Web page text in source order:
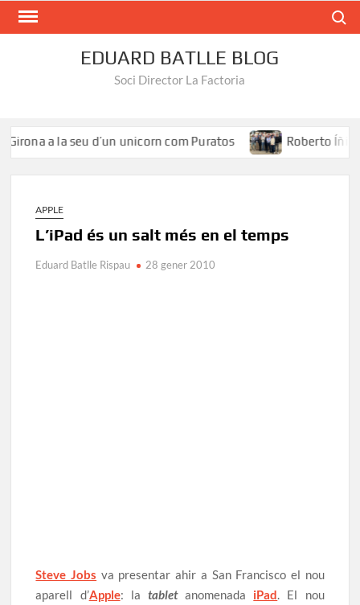
EDUARD BATLLE BLOG
Soci Director La Factoria
a la seu d’un unicorn com Puratos Roberto
APPLE
L’iPad és un salt més en el temps
Eduard Batlle Rispau 28 gener 2010
Steve Jobs va presentar ahir a San Francisco el nou
aparell d’Apple: la tabletanomenada iPad. El nou